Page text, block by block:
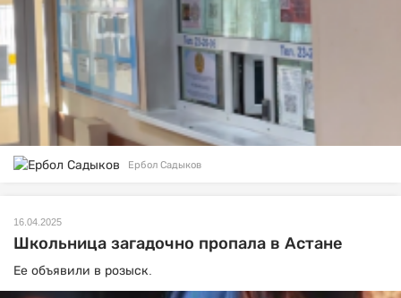
Ербол Садыков
16.04.2025
Школьница загадочно пропала в Астане
Ее объявили в розыск.